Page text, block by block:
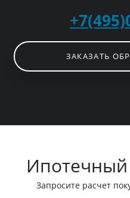
ЗАКАЗАТЬ
Ипотечный
Запросите расчет